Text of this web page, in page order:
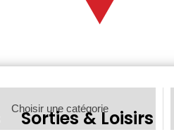
Sorties & Loisirs